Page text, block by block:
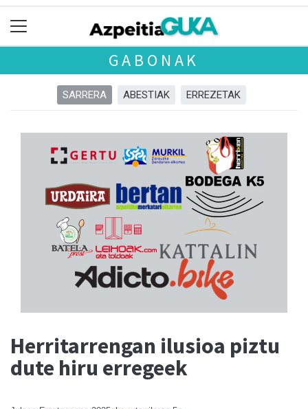
GABONAK
SARRERA ABESTIAK ERREZETAK
Herritarrengan ilusioa piztu
dute hiru erregeek